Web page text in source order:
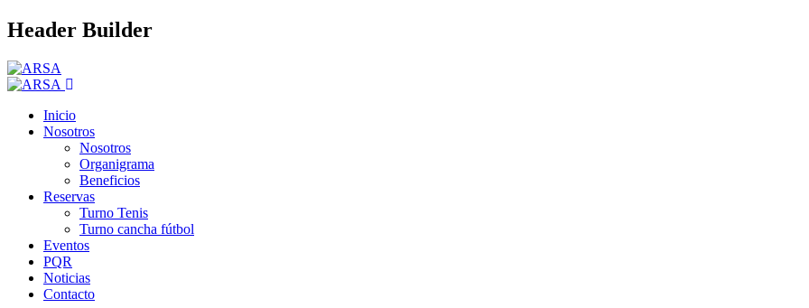
Header Builder
Inicio
Nosotros
Nosotros
Organigrama
Beneficios
Reservas
Turno Tenis
Turno cancha fútbol
Eventos
PQR
Noticias
Contacto